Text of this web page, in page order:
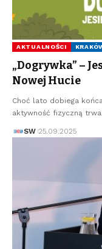
AKTUALNOŚCI
„Dogrywka” –
Nowej Hucie
Choć lato dobiega
aktywność fizyczną
SW 25.09.2025